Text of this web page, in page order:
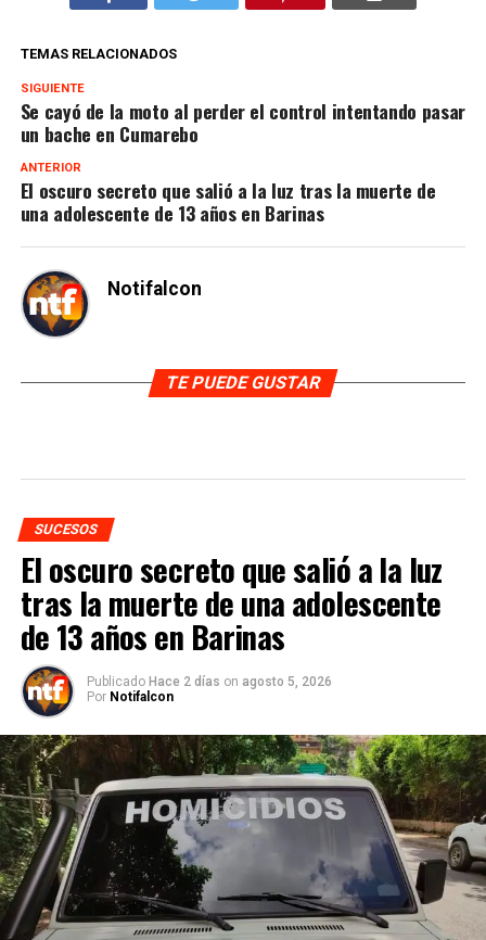
TEMAS RELACIONADOS
SIGUIENTE
Se cayó de la moto al perder el control intentando pasar
un bache en Cumarebo
ANTERIOR
El oscuro secreto que salió a la luz tras la muerte de
una adolescente de 13 años en Barinas
Notifalcon
TE PUEDE GUSTAR
SUCESOS
El oscuro secreto que salió a la luz
tras la muerte de una adolescente
de 13 años en Barinas
Publicado Hace 2 días on agosto 5, 2026
Por Notifalcon